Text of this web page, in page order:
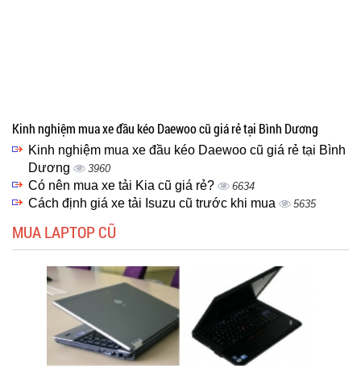
Kinh nghiệm mua xe đầu kéo Daewoo cũ giá rẻ tại Bình Dương
Kinh nghiệm mua xe đầu kéo Daewoo cũ giá rẻ tại Bình
Dương
3960
Có nên mua xe tải Kia cũ giá rẻ? 6634
Cách định giá xe tải Isuzu cũ trước khi mua 5635
MUA LAPTOP CŨ